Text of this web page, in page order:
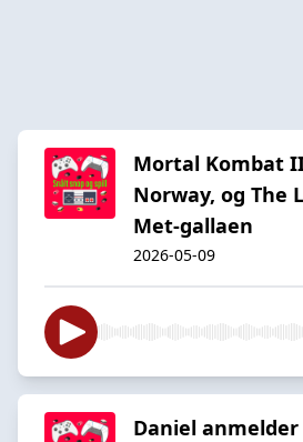
Mortal Kombat
Norway, og The
Met-gallaen
2026-05-09
Daniel